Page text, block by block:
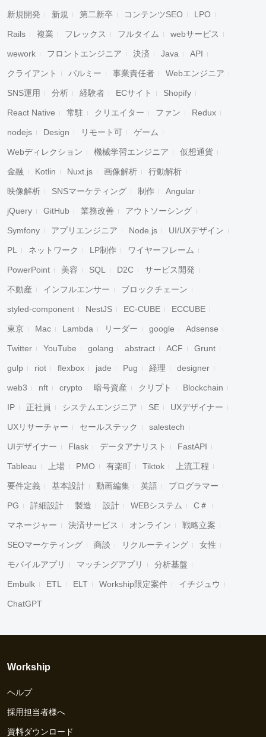
新規開発 新規 第二新卒 コンテンツSEO LPO
Rails 複業 フレックス フルタイム webサービス
wework フロントエンジニア 決済 Java API
クライアント パルミー 事業責任者 Webエンジニア
SNS運用 分析 経験者 ECサイト Shopify
React Native 常駐 クリエイター ファン Redux
nodejs Design リモート可 ゲーム
Webディレクション 機械学習エンジニア 仮想通貨
金融 Kotlin Nuxt.js 画像解析 行動解析
映像解析 SNSマーケティング 制作 Angular
jQuery GitHub 業務改善 アウトソーシング
Symfony アプリエンジニア Node.js UI/UXデザイン
PL ネットワーク LP制作 ワイヤーフレーム
PowerPoint 美容 SQL D2C サービス開発
不動産 インフルエンサー ブロックチェーン
styled-component NestJS EC-CUBE ECCUBE
東京 Mac Lambda リーダー google Adsense
Twitter YouTube golang abstract ACF Grunt
gulp riot flexbox jade Pug 経理 designer
web3 nft crypto 暗号資産 クリプト Blockchain
IP 正社員 システムエンジニア SE UXデザイナー
UXリサーチャー セールステック salestech
UIデザイナー Flask データアナリスト FastAPI
Tableau 上場 PMO 有楽町 Tiktok 上流工程
要件定義 基本設計 動画編集 英語 プログラマー
PG 詳細設計 製造 設計 WEBシステム C＃
マネージャー 決済サービス オンライン 戦略立案
SEOマーケティング 商談 リクルーティング 女性
モバイルアプリ マッチングアプリ 分析基盤
Embulk ETL ELT Workship限定案件 イチジュウ
ChatGPT
Workship
ヘルプ
採用担当者様へ
資料ダウンロード